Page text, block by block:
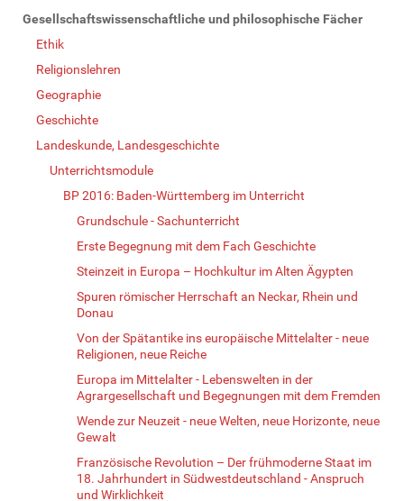
Gesellschaftswissenschaftliche und philosophische Fächer
Ethik
Religionslehren
Geographie
Geschichte
Landeskunde, Landesgeschichte
Unterrichtsmodule
BP 2016: Baden-Württemberg im Unterricht
Grundschule - Sachunterricht
Erste Begegnung mit dem Fach Geschichte
Steinzeit in Europa – Hochkultur im Alten Ägypten
Spuren römischer Herrschaft an Neckar, Rhein und
Donau
Von der Spätantike ins europäische Mittelalter - neue
Religionen, neue Reiche
Europa im Mittelalter - Lebenswelten in der
Agrargesellschaft und Begegnungen mit dem Fremden
Wende zur Neuzeit - neue Welten, neue Horizonte, neue
Gewalt
Französische Revolution – Der frühmoderne Staat im
18. Jahrhundert in Südwestdeutschland - Anspruch
und Wirklichkeit